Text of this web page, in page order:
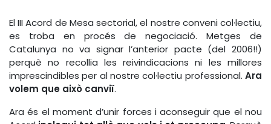
El III Acord de Mesa sectorial, el nostre conveni col·lectiu,
es troba en procés de negociació. Metges de
Catalunya no va signar l’anterior pacte (del 2006!!)
perquè no recollia les reivindicacions ni les millores
imprescindibles per al nostre col·lectiu professional. Ara
volem que això canviï.
Ara és el moment d’unir forces i aconseguir que el nou